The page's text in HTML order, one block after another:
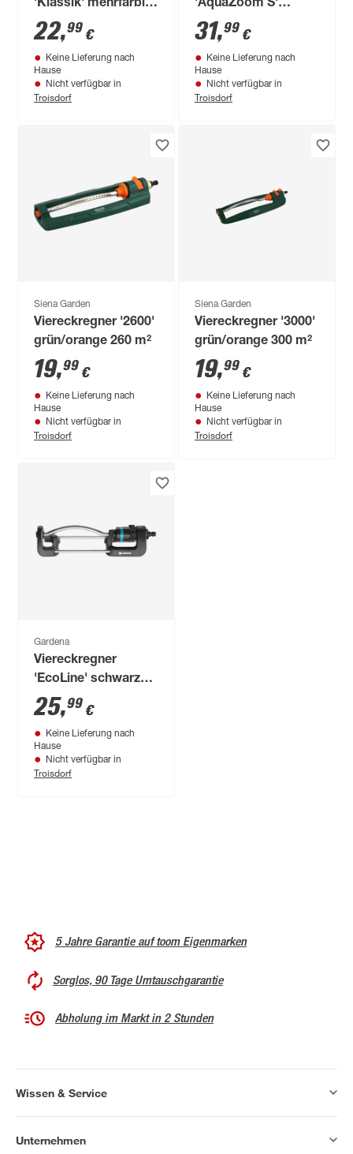
'Klassik' mehrfarbig
120-460 m², mit
Zeitschaltuhr
22,99 €
Keine Lieferung nach
Hause
Nicht verfügbar in
Troisdorf
'AquaZoom S'
schwarz/silbern 9-
150 m²
31,99 €
Keine Lieferung nach
Hause
Nicht verfügbar in
Troisdorf
Siena Garden
Viereckregner '2600'
grün/orange 260 m²
19,99 €
Keine Lieferung nach
Hause
Nicht verfügbar in
Troisdorf
Siena Garden
Viereckregner '3000'
grün/orange 300 m²
19,99 €
Keine Lieferung nach
Hause
Nicht verfügbar in
Troisdorf
Gardena
Viereckregner
'EcoLine' schwarz
90-220 m²
25,99 €
Keine Lieferung nach
Hause
Nicht verfügbar in
Troisdorf
5 Jahre Garantie auf toom Eigenmarken
Sorglos, 90 Tage Umtauschgarantie
Abholung im Markt in 2 Stunden
Wissen & Service
Unternehmen